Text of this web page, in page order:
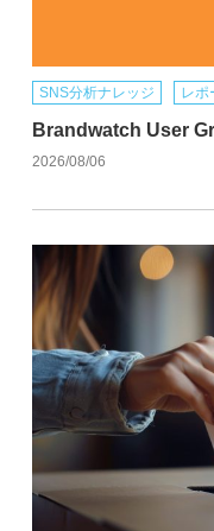
SNS分析ナレッジ レポ
Brandwatch User
2026/08/06